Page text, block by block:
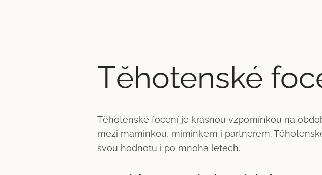
Těhotenské
Těhotenské focení je krásnou vzpomínkou na
mezi maminkou, miminkem i partnerem.
svou hodnotu i po mnoha letech.